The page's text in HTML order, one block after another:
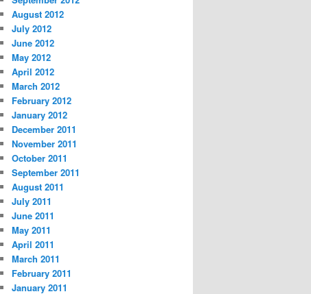
August 2012
July 2012
June 2012
May 2012
April 2012
March 2012
February 2012
January 2012
December 2011
November 2011
October 2011
September 2011
August 2011
July 2011
June 2011
May 2011
April 2011
March 2011
February 2011
January 2011